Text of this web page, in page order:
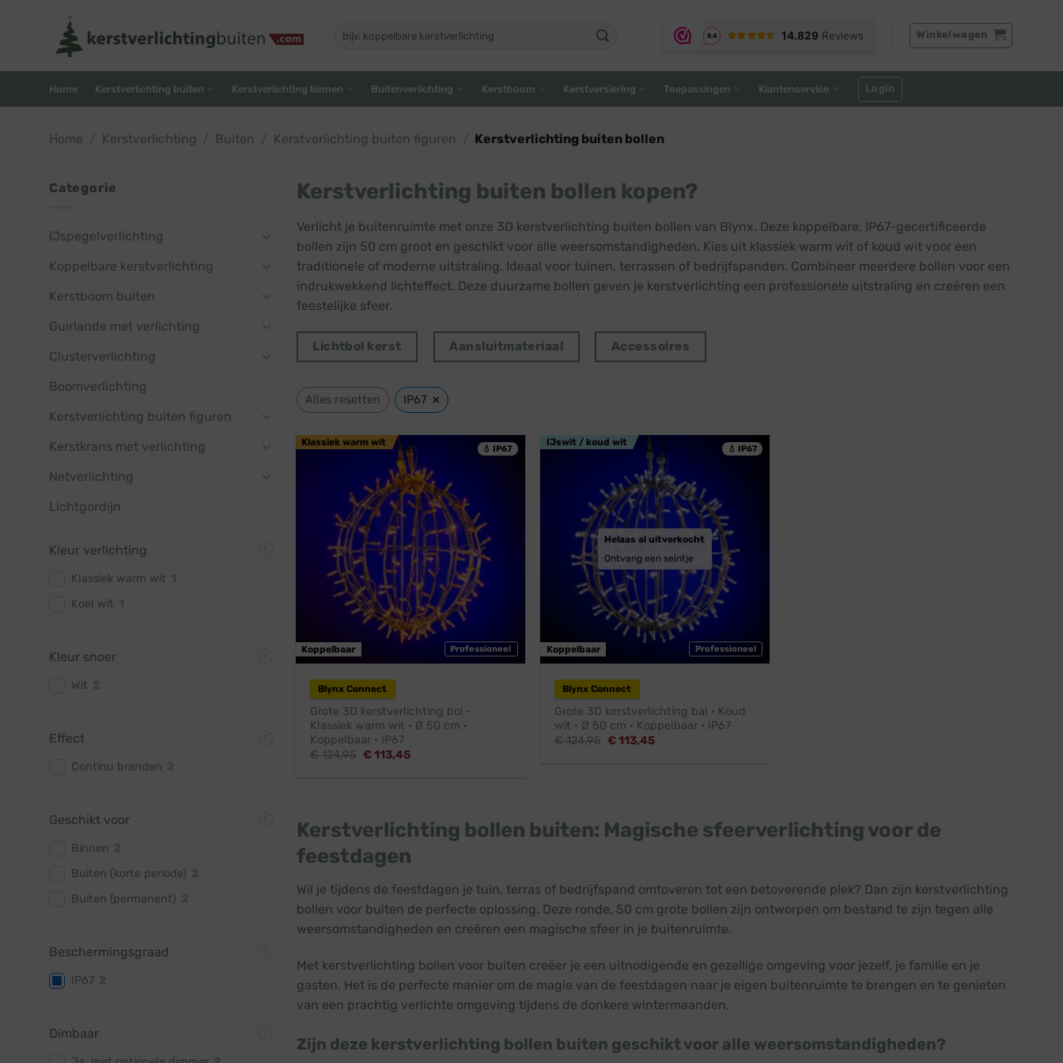
naar:
Winkelwagen
Home Kerstverlichting buiten Kerstverlichting binnen Buitenverlichting Kerstboom Kerstversiering Toepassingen Klantenservice Login
Home Kerstverlichting Buiten Kerstverlichting buiten figuren Kerstverlichting buiten bollen
Categorie
IJspegelverlichting
Koppelbare kerstverlichting
Kerstboom buiten
Guirlande met verlichting
Clusterverlichting
Boomverlichting
Kerstverlichting buiten figuren
Kerstkrans met verlichting
Netverlichting
Lichtgordijn
Kleur verlichting
Klassiek warm wit
Koel wit
Kleur snoer
Wit
Effect
Continu branden
Geschikt voor
Binnen
Buiten (korte periode)
Buiten (permanent)
Beschermingsgraad
IP67
Dimbaar
Kerstverlichting buiten bollen kopen?
Verlicht je buitenruimte met onze 3D kerstverlichting buiten bollen van Blynx. Deze koppelbare, IP67-gecertificeerde
bollen zijn 50 cm groot en geschikt voor alle weersomstandigheden. Kies uit klassiek warm wit of koud wit voor een
traditionele of moderne uitstraling. Ideaal voor tuinen, terrassen of bedrijfspanden. Combineer meerdere bollen voor een
indrukwekkend lichteffect. Deze duurzame bollen geven je kerstverlichting een professionele uitstraling en creëren een
feestelijke sfeer.
Lichtbol kerst Aansluitmateriaal Accessoires
Alles resetten IP67 ×
💧 IP67
Professioneel
Klassiek warm wit
Koppelbaar
Blynx Connect
Grote 3D kerstverlichting bol ·
Klassiek warm wit · Ø 50 cm ·
Koppelbaar · IP67
€124,95 Oorspronkelijke
€113,45Huidige
💧 IP67
Professioneel
IJswit / koud wit
Koppelbaar
Helaas al uitverkocht
Ontvang een seintje
Blynx Connect
Grote 3D kerstverlichting bal · Koud
wit · Ø 50 cm · Koppelbaar · IP67
€124,95 Oorspronkelijke
€113,45Huidige
Kerstverlichting bollen buiten: Magische sfeerverlichting voor de
feestdagen
Wil je tijdens de feestdagen je tuin, terras of bedrijfspand omtoveren tot een betoverende plek? Dan zijn kerstverlichting
bollen voor buiten de perfecte oplossing. Deze ronde, 50 cm grote bollen zijn ontworpen om bestand te zijn tegen alle
weersomstandigheden en creëren een magische sfeer in je buitenruimte.
Met kerstverlichting bollen voor buiten creëer je een uitnodigende en gezellige omgeving voor jezelf, je familie en je
gasten. Het is de perfecte manier om de magie van de feestdagen naar je eigen buitenruimte te brengen en te genieten
van een prachtig verlichte omgeving tijdens de donkere wintermaanden.
Zijn deze kerstverlichting bollen buiten geschikt voor alle weersomstandigheden?